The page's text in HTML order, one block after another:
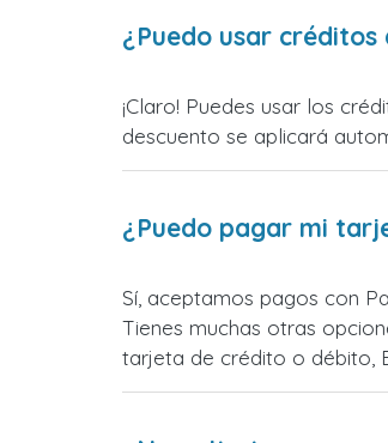
¿Puedo usar
¡Claro! Puedes usar los
descuento se aplicará
¿Puedo pagar mi
Sí, aceptamos pagos con
Tienes muchas otras
tarjeta de crédito o débito,